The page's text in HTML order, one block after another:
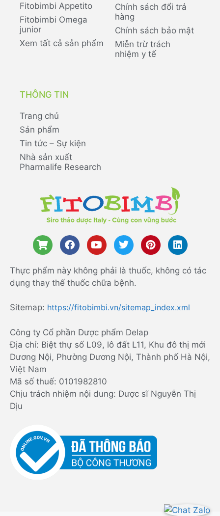
Fitobimbi Appetito
Fitobimbi Omega
junior
Xem tất cả sản phẩm
Chính sách đổi trả
hàng
Chính sách bảo mật
Miễn trừ trách
nhiệm y tế
THÔNG TIN
Trang chủ
Sản phẩm
Tin tức – Sự kiện
Nhà sản xuất
Pharmalife Research
Thực phẩm này không phải là thuốc, không có tác
dụng thay thế thuốc chữa bệnh.
Sitemap: https://fitobimbi.vn/sitemap_index.xml
Công ty Cổ phần Dược phẩm Delap
Địa chỉ: Biệt thự số L09, lô đất L11, Khu đô thị mới
Dương Nội, Phường Dương Nội, Thành phố Hà Nội,
Việt Nam
Mã số thuế: 0101982810
Chịu trách nhiệm nội dung: Dược sĩ Nguyễn Thị
Dịu